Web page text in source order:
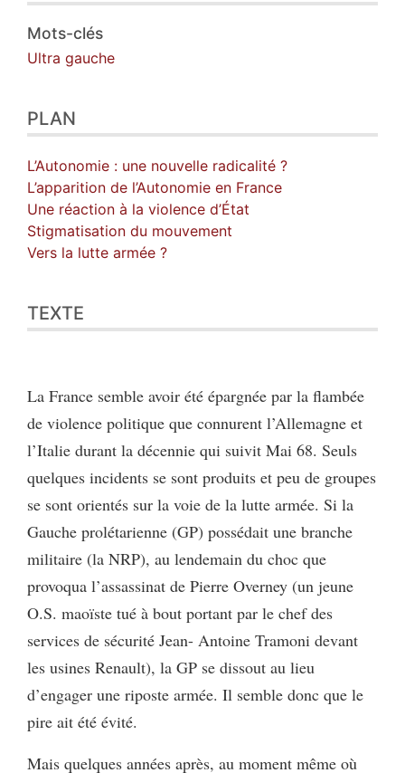
Texte
Bibliographie
Notes
Mots-clés
Ultra gauche
PLAN
L’Autonomie : une nouvelle radicalité ?
L’apparition de l’Autonomie en France
Une réaction à la violence d’État
Stigmatisation du mouvement
Vers la lutte armée ?
TEXTE
La France semble avoir été épargnée par la flambée
de violence politique que connurent l’Allemagne et
l’Italie durant la décennie qui suivit Mai 68. Seuls
quelques incidents se sont produits et peu de groupes
se sont orientés sur la voie de la lutte armée. Si la
Gauche prolétarienne (GP) possédait une branche
militaire (la NRP), au lendemain du choc que
provoqua l’assassinat de Pierre Overney (un jeune
O.S. maoïste tué à bout portant par le chef des
services de sécurité Jean- Antoine Tramoni devant
les usines Renault), la GP se dissout au lieu
d’engager une riposte armée. Il semble donc que le
pire ait été évité.
Mais quelques années après, au moment même où